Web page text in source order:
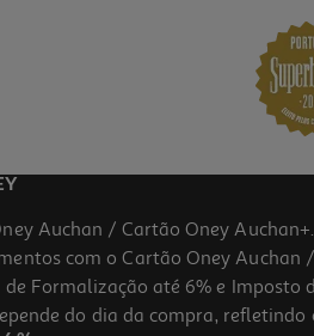
Auchan / Cartão Oney Auchan+.
com o Cartão Oney
Formalização até 6% e Imposto
do dia da compra,